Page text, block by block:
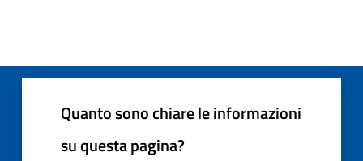
Quanto sono chiare le informazioni
su questa pagina?